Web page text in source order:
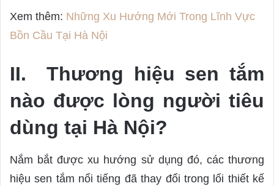
Xem thêm: Những Xu Hướng Mới Trong Lĩnh Vực
Bồn Cầu Tại Hà Nội
II. Thương hiệu sen tắm
nào được lòng người tiêu
dùng tại Hà Nội?
Nắm bắt được xu hướng sử dụng đó, các thương
hiệu sen tắm nổi tiếng đã thay đổi trong lối thiết kế